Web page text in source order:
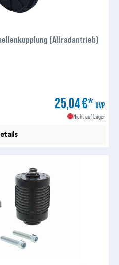
(Allradantrieb)
25,04 €* UVP
Nicht auf Lager